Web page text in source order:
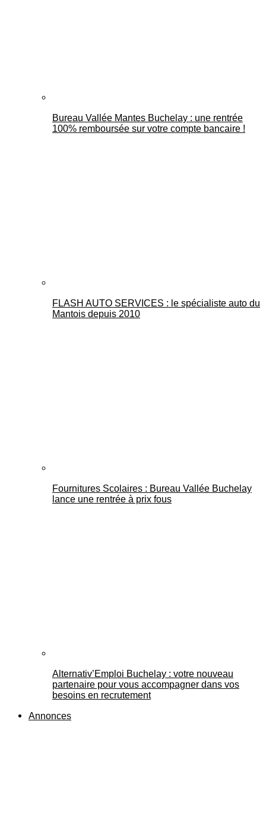
Bureau Vallée Mantes Buchelay : une rentrée
100% remboursée sur votre compte bancaire !
FLASH AUTO SERVICES : le spécialiste auto du
Mantois depuis 2010
Fournitures Scolaires : Bureau Vallée Buchelay
lance une rentrée à prix fous
Alternativ’Emploi Buchelay : votre nouveau
partenaire pour vous accompagner dans vos
besoins en recrutement
Annonces